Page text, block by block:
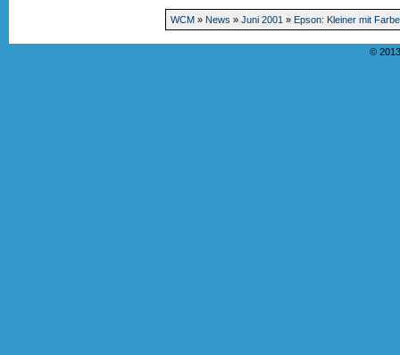
WCM » News » Juni 2001 » Epson: Kleiner mit Farbe
©